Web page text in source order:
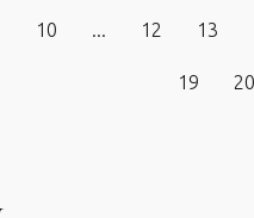
10 ... 12 13
19 20